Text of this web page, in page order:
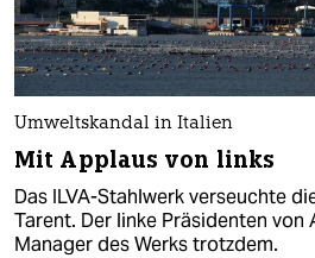
Umweltskandal in Italien
Mit Applaus von links
Das ILVA-Stahlwerk verseuchte
Tarent. Der linke Präsidenten
Manager des Werks trotzdem.